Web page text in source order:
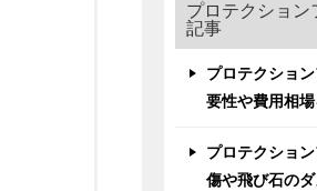
プロテクション
記事
プロテクショ
要性や費用相
プロテクショ
傷や飛び石の